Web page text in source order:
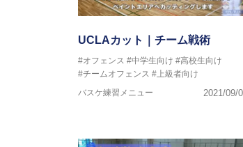
UCLAカット｜チーム戦術
#オフェンス #中学生向け #高校生向け
#チームオフェンス #上級者向け
バスケ練習メニュー
2021/09/